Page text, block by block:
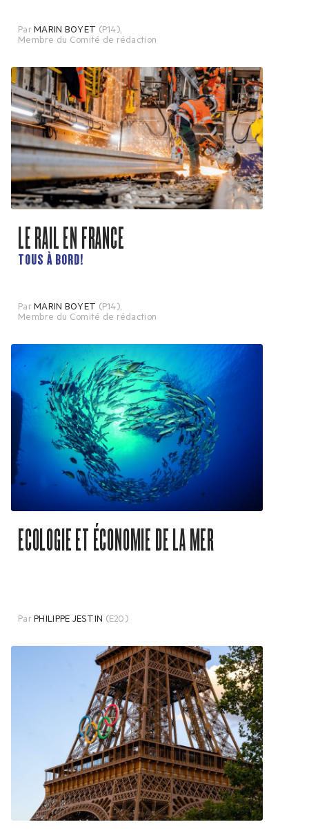
ParMARIN BOYET (P14),
Membre du Comité de rédaction
LE RAIL EN FRANCE
TOUS À BORD!
ParMARIN BOYET (P14),
Membre du Comité de rédaction
ECOLOGIE ET ÉCONOMIE DE LA MER
ParPHILIPPE JESTIN (E20)